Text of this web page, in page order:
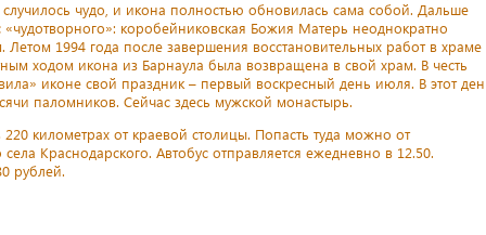
чудо, и икона полностью обновилась сама собой. Дальше
«чудотворного»: коробейниковская Божия Матерь неоднократно
1994 года после завершения восстановительных работ в храме
ходом икона из Барнаула была возвращена в свой храм. В честь
иконе свой праздник – первый воскресный день июля. В этот
паломников. Сейчас здесь мужской монастырь.
километрах от краевой столицы. Попасть туда можно от
Краснодарского. Автобус отправляется ежедневно в 12.50.
рублей.